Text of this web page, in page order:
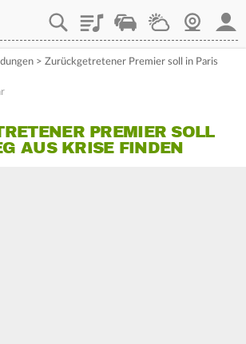
PlaylistStaupilotWetterWebcam
> Zurückgetretener Premier soll in Paris
PREMIER SOLL
AUS KRISE FINDEN